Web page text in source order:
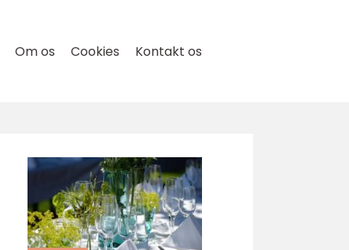
Om os Cookies Kontakt os